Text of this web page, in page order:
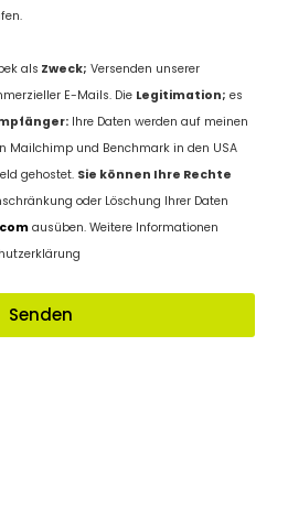
als Zweck; Versenden unserer
E-Mails. Die Legitimation; es
Ihre Daten werden auf meinen
Mailchimp und Benchmark in den USA
gehostet. Sie können Ihre Rechte
oder Löschung Ihrer Daten
ausüben. Weitere Informationen
Senden